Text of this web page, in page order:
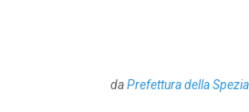
daPrefettura della Spezia